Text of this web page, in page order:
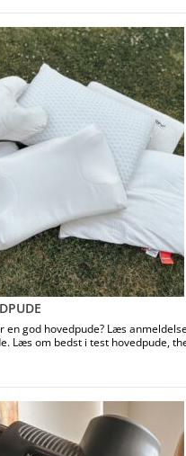
en god hovedpude? Læs
Læs om bedst i test hovedpude,